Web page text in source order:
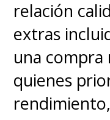
relación
extras
una compra
quienes